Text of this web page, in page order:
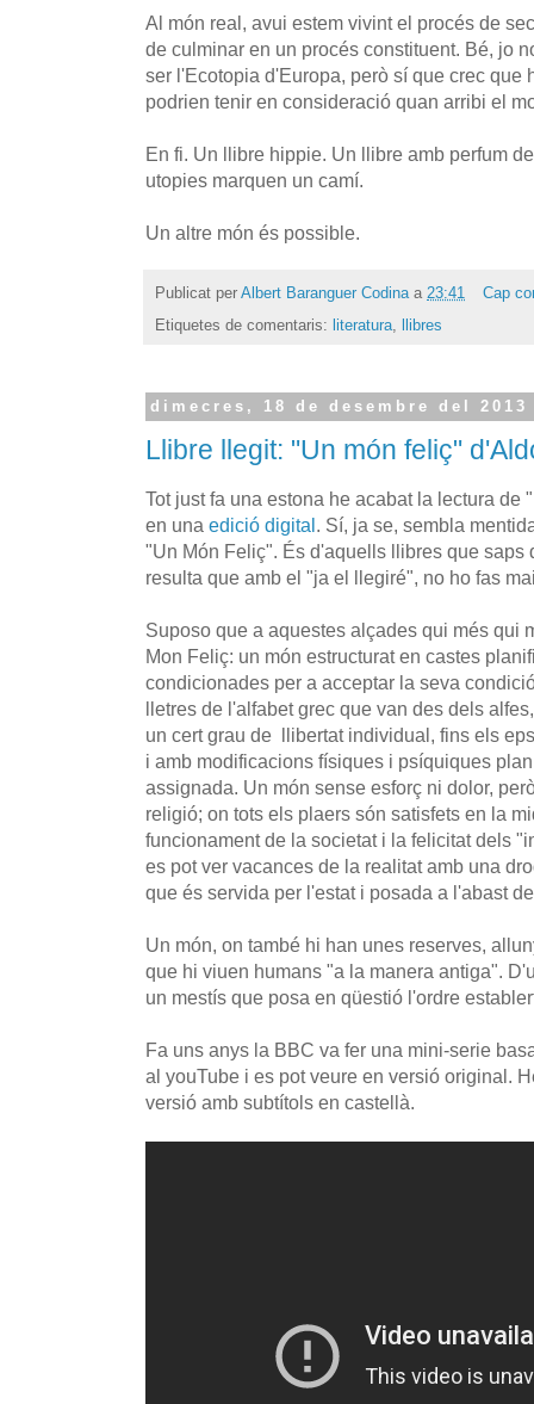
Al món real, avui estem vivint el procés de
de culminar en un procés constituent. Bé, jo
ser l'Ecotopia d'Europa, però sí que crec que
podrien tenir en consideració quan arribi el
En fi. Un llibre hippie. Un llibre amb perfum
utopies marquen un camí.
Un altre món és possible.
Publicat per Albert Baranguer Codina a 23:41
Cap
Etiquetes de comentaris: literatura llibres
dimecres, 18 de desembre del 2013
Llibre llegit: "Un món feliç"
Tot just fa una estona he acabat la lectura de
en una edició digital. Sí, ja se, sembla
"Un Món Feliç". És d'aquells llibres que saps
resulta que amb el "ja el llegiré", no ho fas
Suposo que a aquestes alçades qui més qui
Mon Feliç: un món estructurat en castes
condicionades per a acceptar la seva
lletres de l'alfabet grec que van des dels
un cert grau de llibertat individual, fins els
i amb modificacions físiques i psíquiques
assignada. Un món sense esforç ni dolor,
religió; on tots els plaers són satisfets en la
funcionament de la societat i la felicitat dels
es pot ver vacances de la realitat amb una
que és servida per l'estat i posada a l'abast
Un món, on també hi han unes reserves,
que hi viuen humans "a la manera antiga".
un mestís que posa en qüestió l'ordre
Fa uns anys la BBC va fer una mini-serie
al youTube i es pot veure en versió original.
versió amb subtítols en castellà.